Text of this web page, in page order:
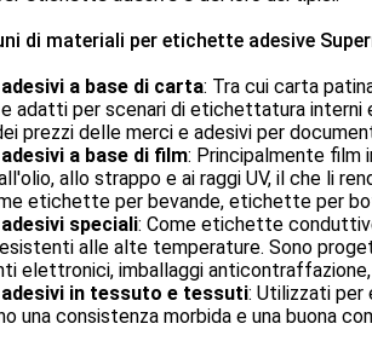
di materiali per etichette adesive
a base di carta: Tra cui carta
adatti per scenari di etichettatura
prezzi delle merci e adesivi per
a base di film: Principalmente film
allo strappo e ai raggi UV, il che li
etichette per bevande, etichette per
speciali: Come etichette
alle alte temperature. Sono
elettronici, imballaggi
in tessuto e tessuti: Utilizzati
una consistenza morbida e una buona